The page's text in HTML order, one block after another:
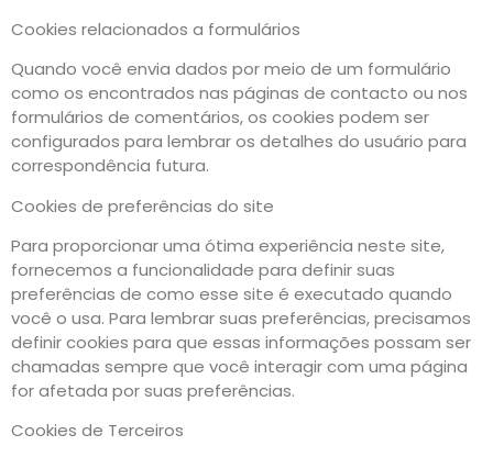
Cookies relacionados a formulários
Quando você envia dados por meio de um formulário
como os encontrados nas páginas de contacto ou nos
formulários de comentários, os cookies podem ser
configurados para lembrar os detalhes do usuário para
correspondência futura.
Cookies de preferências do site
Para proporcionar uma ótima experiência neste site,
fornecemos a funcionalidade para definir suas
preferências de como esse site é executado quando
você o usa. Para lembrar suas preferências, precisamos
definir cookies para que essas informações possam ser
chamadas sempre que você interagir com uma página
for afetada por suas preferências.
Cookies de Terceiros